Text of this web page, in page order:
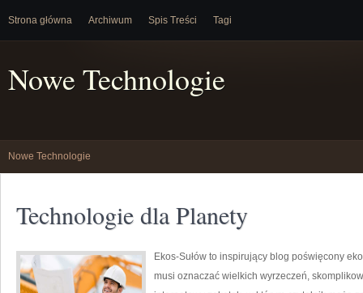
Strona główna Archiwum Spis Treści Tagi
Nowe Technologie
Nowe Technologie
Technologie dla Planety
Ekos-Sułów to inspirujący blog poświęcony
musi oznaczać wielkich wyrzeczeń,